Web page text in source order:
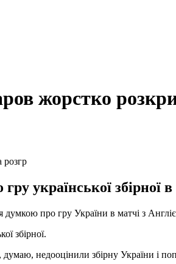
жорстко
української збірної
про гру України в матчі з
збірної.
недооцінили збірну України і